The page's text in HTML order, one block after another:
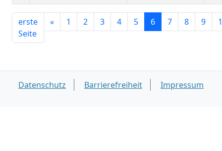
erste
Seite
« 1 2 3 4 5 6 7 8 9
Datenschutz Barrierefreiheit Impressum